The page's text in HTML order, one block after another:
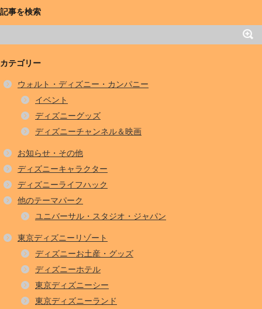
記事を検索
カテゴリー
ウォルト・ディズニー・カンパニー
イベント
ディズニーグッズ
ディズニーチャンネル＆映画
お知らせ・その他
ディズニーキャラクター
ディズニーライフハック
他のテーマパーク
ユニバーサル・スタジオ・ジャパン
東京ディズニーリゾート
ディズニーお土産・グッズ
ディズニーホテル
東京ディズニーシー
東京ディズニーランド